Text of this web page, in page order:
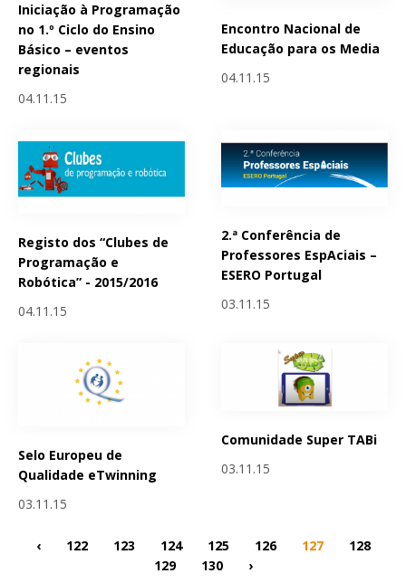
Iniciação à Programação
no 1.º Ciclo do Ensino
Básico – eventos
regionais
04.11.15
Encontro Nacional de
Educação para os Media
04.11.15
Registo dos “Clubes de
Programação e
Robótica” - 2015/2016
04.11.15
2.ª Conferência de
Professores EspAciais –
ESERO Portugal
03.11.15
Selo Europeu de
Qualidade eTwinning
03.11.15
Comunidade Super TABi
03.11.15
‹ 122 123 124 125 126 127
128
129
130 ›